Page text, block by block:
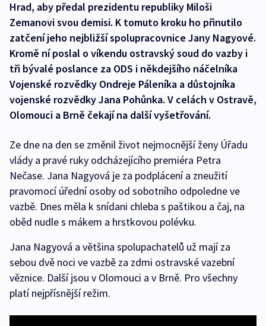
Hrad, aby předal prezidentu republiky Miloši
Zemanovi svou demisi. K tomuto kroku ho přinutilo
zatčení jeho nejbližší spolupracovnice Jany Nagyové.
Kromě ní poslal o víkendu ostravský soud do vazby i
tři bývalé poslance za ODS i někdejšího náčelníka
Vojenské rozvědky Ondreje Páleníka a důstojníka
vojenské rozvědky Jana Pohůnka. V celách v Ostravě,
Olomouci a Brně čekají na další vyšetřování.
Ze dne na den se změnil život nejmocnější ženy Úřadu
vlády a pravé ruky odcházejícího premiéra Petra
Nečase. Jana Nagyová je za podplácení a zneužití
pravomocí úřední osoby od sobotního odpoledne ve
vazbě. Dnes měla k snídani chleba s paštikou a čaj, na
oběd nudle s mákem a hrstkovou polévku.
Jana Nagyová a většina spolupachatelů už mají za
sebou dvě noci ve vazbě za zdmi ostravské vazební
věznice. Další jsou v Olomouci a v Brně. Pro všechny
platí nejpřísnější režim.